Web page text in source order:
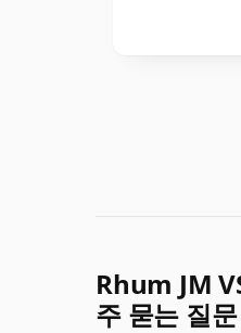
Rhum JM
주 묻는 질문